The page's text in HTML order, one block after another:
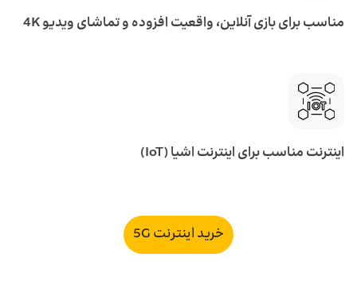
مناسب برای بازی آنلاین، واقعیت افزوده و تماشای ویدیو 4K
اینترنت مناسب برای اینترنت اشیا (IoT)
خرید اینترنت 5G